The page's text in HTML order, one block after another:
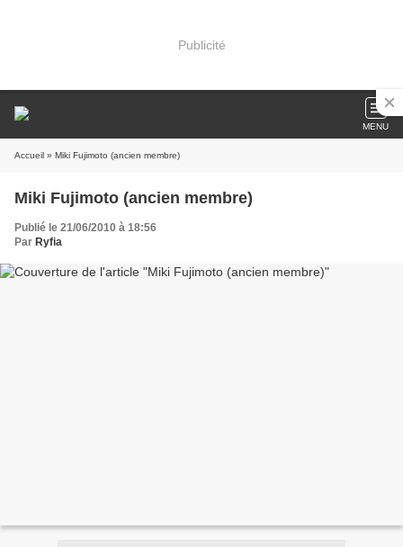
Publicité
MENU
Accueil » Miki Fujimoto (ancien membre)
Miki Fujimoto (ancien membre)
Publié le 21/06/2010 à 18:56
Par Ryfia